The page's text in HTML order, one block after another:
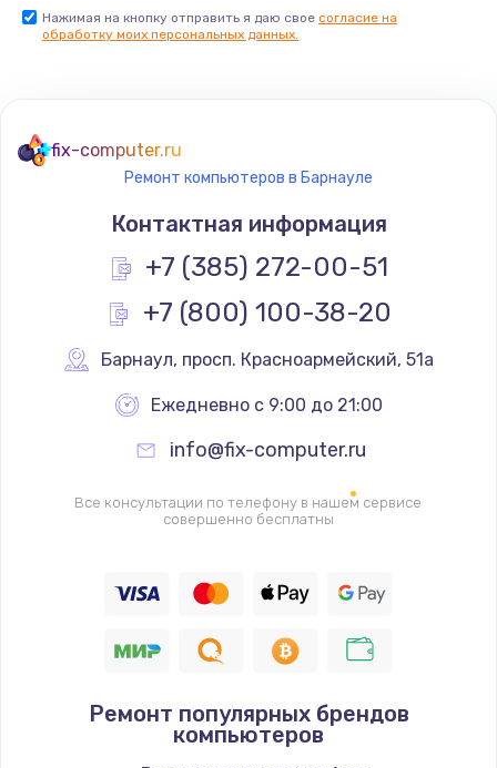
Заказать
Замена оперативной памяти
670 руб.
Заказать
Замена процессора
Замена системы охлаждения
1545 руб.
Заказать
1390 руб.
1045 руб.
Заказать
Нажимая на кнопку отправить я даю свое согласие на
обработку моих персональных данных.
fix-computer.ru
Ремонт компьютеров в Барнауле
Контактная информация
+7 (385) 272-00-51
+7 (800) 100-38-20
Барнаул, просп. Красноармейский, 51а
Ежедневно с 9:00 до 21:00
info@fix-computer.ru
Все консультации по телефону в нашем сервисе
совершенно бесплатны
Ремонт популярных брендов
компьютеров